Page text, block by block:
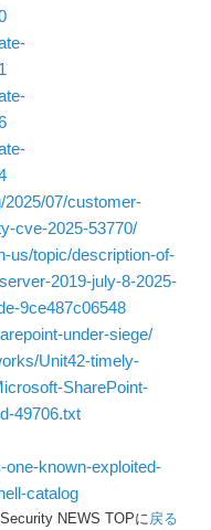
07/customer-
cve-2025-53770/
us/topic/description-of-
2019-july-8-2025-
9ce487c06548
under-siege/
Unit42-timely-
SharePoint-
49706.txt
known-exploited-
catalog
Security NEWS TOPに戻る